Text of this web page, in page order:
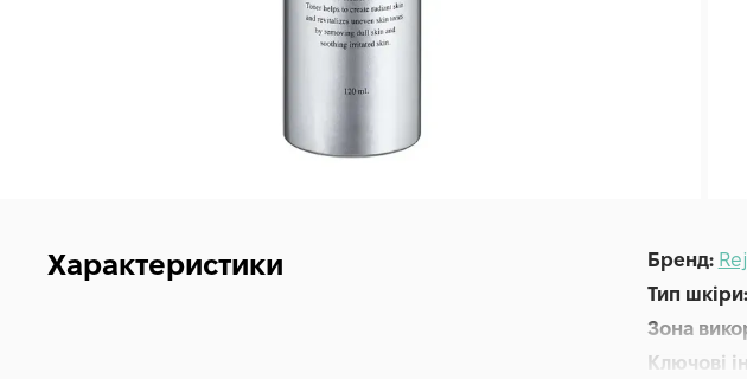
Характеристики Бренд:
Тип шкіри:
Зона
Ключові